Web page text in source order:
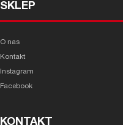
SKLEP
O nas
Kontakt
Instagram
Facebook
KONTAKT